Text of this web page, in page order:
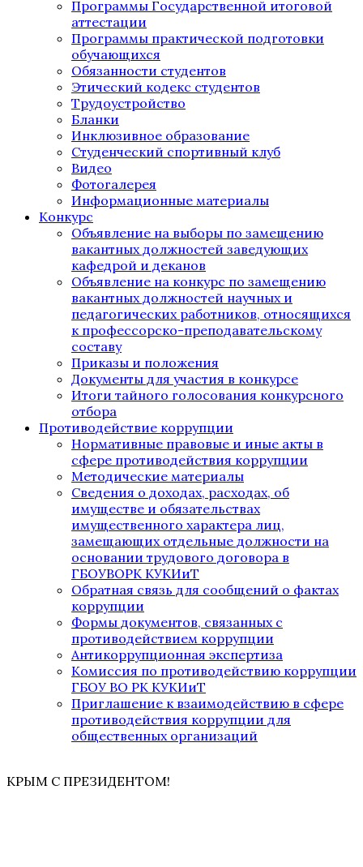
Программы Государственной итоговой
аттестации
Программы практической подготовки
обучающихся
Обязанности студентов
Этический кодекс студентов
Трудоустройство
Бланки
Инклюзивное образование
Студенческий спортивный клуб
Видео
Фотогалерея
Информационные материалы
Конкурс
Объявление на выборы по замещению
вакантных должностей заведующих
кафедрой и деканов
Объявление на конкурс по замещению
вакантных должностей научных и
педагогических работников, относящихся
к профессорско-преподавательскому
составу
Приказы и положения
Документы для участия в конкурсе
Итоги тайного голосования конкурсного
отбора
Противодействие коррупции
Нормативные правовые и иные акты в
сфере противодействия коррупции
Методические материалы
Сведения о доходах, расходах, об
имуществе и обязательствах
имущественного характера лиц,
замещающих отдельные должности на
основании трудового договора в
ГБОУВОРК КУКИиТ
Обратная связь для сообщений о фактах
коррупции
Формы документов, связанных с
противодействием коррупции
Антикоррупционная экспертиза
Комиссия по противодействию коррупции
ГБОУ ВО РК КУКИиТ
Приглашение к взаимодействию в сфере
противодействия коррупции для
общественных организаций
КРЫМ С ПРЕЗИДЕНТОМ!